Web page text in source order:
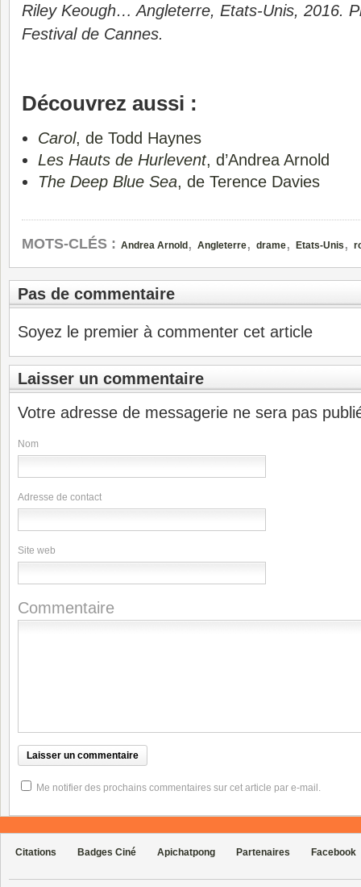
Riley Keough… Angleterre, Etats-Unis, 2016.
Festival de Cannes.
Découvrez aussi :
Carol, de Todd Haynes
Les Hauts de Hurlevent, d’Andrea Arnold
The Deep Blue Sea, de Terence Davies
MOTS-CLÉS : Andrea Arnold , Angleterre, drame, Etats-Unis ,
Pas de commentaire
Soyez le premier à commenter cet article
Laisser un commentaire
Votre adresse de messagerie ne sera pas
Nom
Adresse de contact
Site web
Commentaire
Me notifier des prochains commentaires sur cet article par e-mail.
Citations Badges Ciné Apichatpong Partenaires Facebook